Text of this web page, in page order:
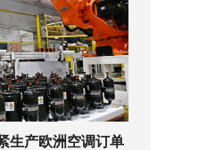
生产欧洲空调订单